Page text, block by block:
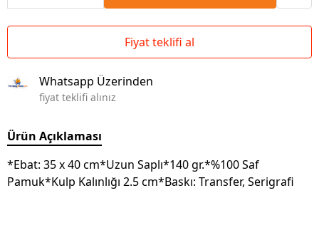
Fiyat teklifi al
Whatsapp Üzerinden
fiyat teklifi alınız
Ürün Açıklaması
*Ebat: 35 x 40 cm*Uzun Saplı*140 gr.*%100 Saf
Pamuk*Kulp Kalınlığı 2.5 cm*Baskı: Transfer, Serigrafi